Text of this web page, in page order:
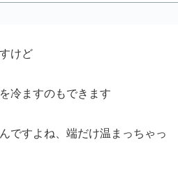
けど
冷ますのもできます
ですよね、端だけ温まっちゃっ